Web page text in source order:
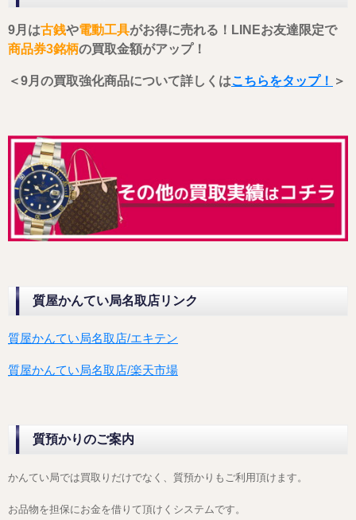
9月は古銭や電動工具がお得に売れる！LINEお友達限定で
商品券3銘柄の買取金額がアップ！
＜9月の買取強化商品について詳しくはこちらをタップ！ ＞
質屋かんてい局名取店リンク
質屋かんてい局名取店/エキテン
質屋かんてい局名取店/楽天市場
質預かりのご案内
かんてい局では買取りだけでなく、質預かりもご利用頂けます。
お品物を担保にお金を借りて頂けくシステムです。